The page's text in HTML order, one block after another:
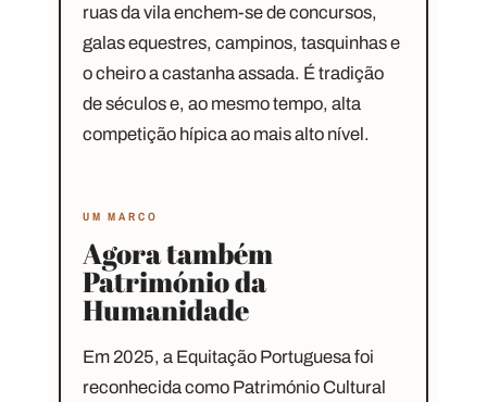
ruas da vila enchem-se de concursos,
galas equestres, campinos, tasquinhas e
o cheiro a castanha assada. É tradição
de séculos e, ao mesmo tempo, alta
competição hípica ao mais alto nível.
UM MARCO
Agora também
Património da
Humanidade
Em 2025, a Equitação Portuguesa foi
reconhecida como Património Cultural